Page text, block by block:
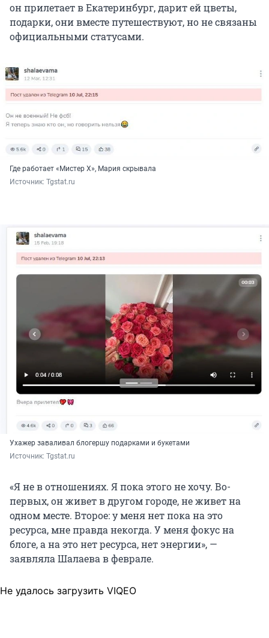
он прилетает в Екатеринбург, дарит ей цветы,
подарки, они вместе путешествуют, но не связаны
официальными статусами.
Где работает «Мистер Х», Мария скрывала
Источник: Tgstat.ru
Ухажер заваливал блогершу подарками и букетами
Источник: Tgstat.ru
«Я не в отношениях. Я пока этого не хочу. Во-
первых, он живет в другом городе, не живет на
одном месте. Второе: у меня нет пока на это
ресурса, мне правда некогда. У меня фокус на
блоге, а на это нет ресурса, нет энергии», —
заявляла Шалаева в феврале.
Не удалось загрузить VIQEO